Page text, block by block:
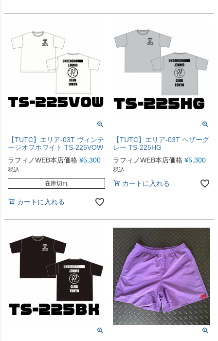
【TUTC】エリア-03T ヴィンテ
ージオフホワイト TS-225VOW
ラフィノWEB本店価格 ¥5,300
税込
在庫切れ
カートに入れる
【TUTC】エリア-03T ヘザーグ
レー TS-225HG
ラフィノWEB本店価格 ¥5,300
税込
カートに入れる